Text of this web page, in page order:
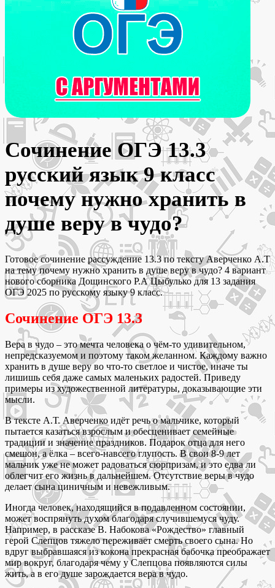
Сочинение ОГЭ 13.3
русский язык 9 класс
почему нужно хранить в
душе веру в чудо?
Готовое сочинение рассуждение 13.3 по тексту Аверченко А.Т
на тему почему нужно хранить в душе веру в чудо? 4 вариант
нового сборника Дощинского Р.А Цыбулько для 13 задания
ОГЭ 2025 по русскому языку 9 класс.
Сочинение ОГЭ 13.3
Вера в чудо – это мечта человека о чём-то удивительном,
непредсказуемом и поэтому таком желанном. Каждому важно
хранить в душе веру во что-то светлое и чистое, иначе ты
лишишь себя даже самых маленьких радостей. Приведу
примеры из художественной литературы, доказывающие эти
мысли.
В тексте А.Т. Аверченко идёт речь о мальчике, который
пытается казаться взрослым и обесценивает семейные
традиции и значение праздников. Подарок отца для него
смешон, а ёлка – всего-навсего глупость. В свои 8-9 лет
мальчик уже не может радоваться сюрпризам, и это едва ли
облегчит его жизнь в дальнейшем. Отсутствие веры в чудо
делает сына циничным и невежливым.
Иногда человек, находящийся в подавленном состоянии,
может воспрянуть духом благодаря случившемуся чуду.
Например, в рассказе В. Набокова «Рождество» главный
герой Слепцов тяжело переживает смерть своего сына. Но
вдруг выбравшаяся из кокона прекрасная бабочка преображает
мир вокруг, благодаря чему у Слепцова появляются силы
жить, а в его душе зарождается вера в чудо.